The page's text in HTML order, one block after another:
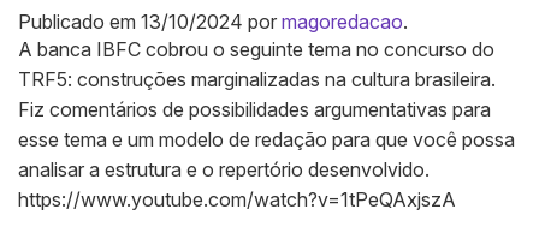
Publicado em 13/10/2024 por magoredacao.
A banca IBFC cobrou o seguinte tema no concurso do
TRF5: construções marginalizadas na cultura brasileira.
Fiz comentários de possibilidades argumentativas para
esse tema e um modelo de redação para que você possa
analisar a estrutura e o repertório desenvolvido.
https://www.youtube.com/watch?v=1tPeQAxjszA